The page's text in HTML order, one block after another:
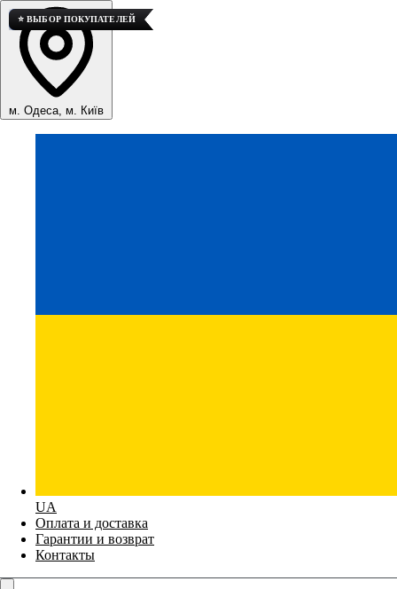
м. Одеса, м. Київ
UA
Оплата и доставка
Гарантии и возврат
Контакты
⭐ ВЫБОР ПОКУПАТЕЛЕЙ
🚀 ТОП ПРОДАЖ
⭐ ВЫБОР ПОКУПАТЕЛЕЙ